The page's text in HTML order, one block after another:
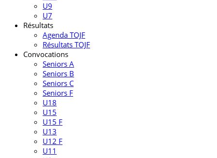
U9
U7
Résultats
Agenda TOJF
Résultats TOJF
Convocations
Seniors A
Seniors B
Seniors C
Seniors F
U18
U15
U15 F
U13
U12 F
U11